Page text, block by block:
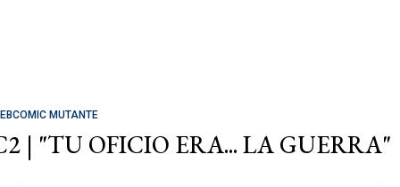
MUTANTE
| "TU OFICIO ERA... LA GUERRA"